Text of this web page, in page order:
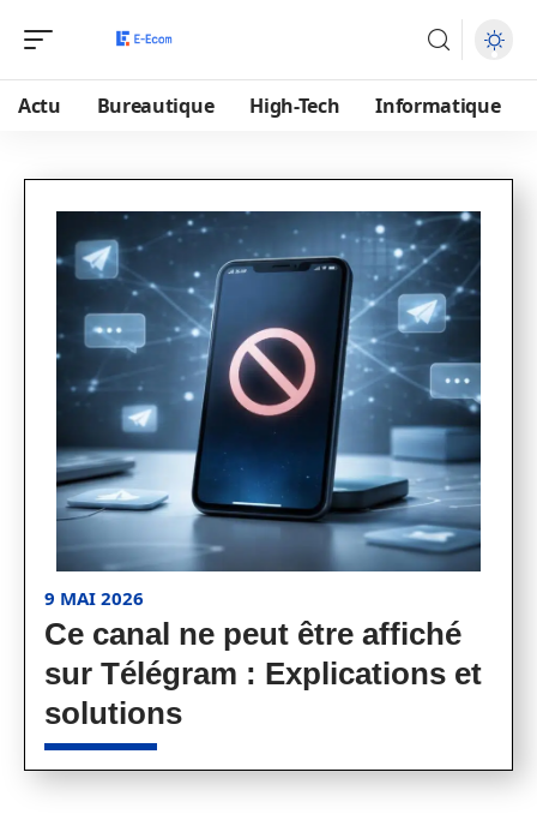
Actu Bureautique High-Tech Informatique
9 MAI 2026
Ce canal ne peut être affiché
sur Télégram : Explications et
solutions